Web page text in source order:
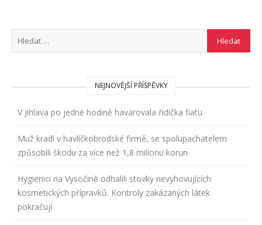
NEJNOVĚJŠÍ PŘÍSPĚVKY
V Jihlava po jedné hodině havarovala řidička fiatu
Muž kradl v havlíčkobrodské firmě, se spolupachatelem
způsobili škodu za více než 1,8 milionu korun
Hygienici na Vysočině odhalili stovky nevyhovujících
kosmetických přípravků. Kontroly zakázaných látek
pokračují